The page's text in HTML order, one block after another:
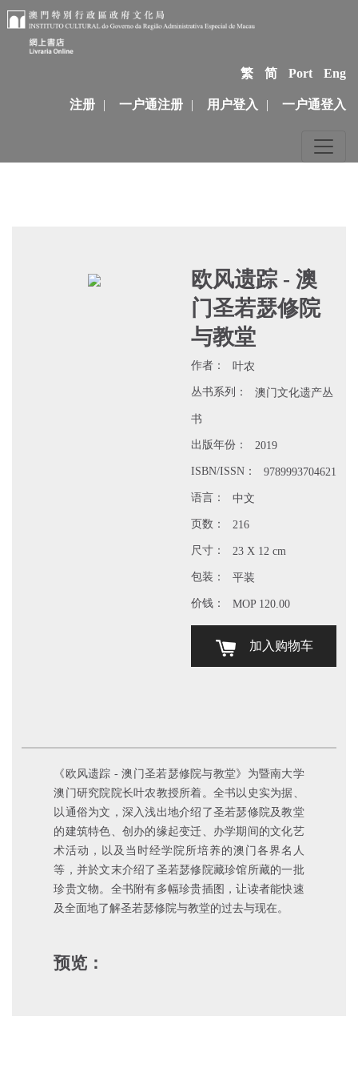
繁 简 Port Eng
注册 | 一户通注册 | 用户登入 | 一户通登入
欧风遗踪 - 澳
门圣若瑟修院
与教堂
作者： 叶农
丛书系列： 澳门文化遗产丛
书
出版年份： 2019
ISBN/ISSN： 9789993704621
语言： 中文
页数： 216
尺寸： 23 X 12 cm
包装： 平装
价钱： MOP 120.00
加入购物车
《欧风遗踪 - 澳门圣若瑟修院与教堂》为暨南大学
澳门研究院院长叶农教授所着。全书以史实为据、
以通俗为文，深入浅出地介绍了圣若瑟修院及教堂
的建筑特色、创办的缘起变迁、办学期间的文化艺
术活动，以及当时经学院所培养的澳门各界名人
等，并於文末介绍了圣若瑟修院藏珍馆所藏的一批
珍贵文物。全书附有多幅珍贵插图，让读者能快速
及全面地了解圣若瑟修院与教堂的过去与现在。
预览：